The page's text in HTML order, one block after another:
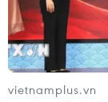
vietnamplus.vn